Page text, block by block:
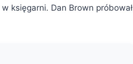
księgarni. Dan Brown próbował